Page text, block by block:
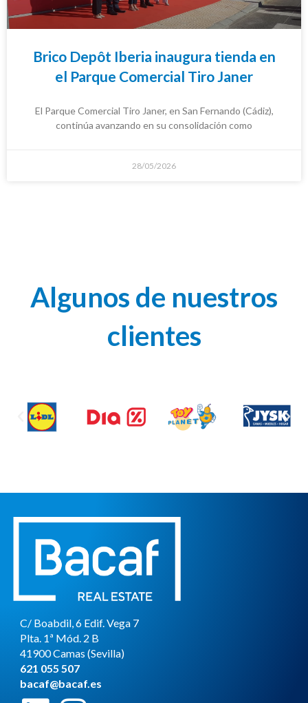
Brico Depôt Iberia inaugura tienda en
el Parque Comercial Tiro Janer
El Parque Comercial Tiro Janer, en San Fernando (Cádiz),
continúa avanzando en su consolidación como
28/05/2026
Algunos de nuestros
clientes
C/ Boabdil, 6 Edif. Vega 7
Plta. 1ª Mód. 2 B
41900 Camas (Sevilla)
621 055 507
bacaf@bacaf.es